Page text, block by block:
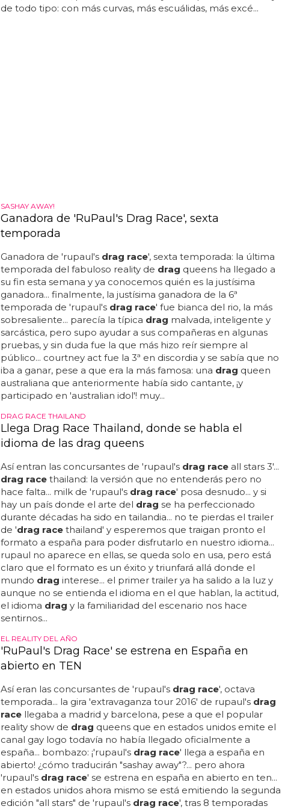
de todo tipo: con más curvas, más escuálidas, más excé...
SASHAY AWAY!
Ganadora de 'RuPaul's Drag Race', sexta
temporada
Ganadora de 'rupaul's drag race', sexta temporada: la última
temporada del fabuloso reality de drag queens ha llegado a
su fin esta semana y ya conocemos quién es la justísima
ganadora... finalmente, la justísima ganadora de la 6ª
temporada de 'rupaul's drag race' fue bianca del rio, la más
sobresaliente... parecía la típica drag malvada, inteligente y
sarcástica, pero supo ayudar a sus compañeras en algunas
pruebas, y sin duda fue la que más hizo reír siempre al
público... courtney act fue la 3ª en discordia y se sabía que no
iba a ganar, pese a que era la más famosa: una drag queen
australiana que anteriormente había sido cantante, ¡y
participado en 'australian idol'! muy...
DRAG RACE THAILAND
Llega Drag Race Thailand, donde se habla el
idioma de las drag queens
Así entran las concursantes de 'rupaul's drag raceall stars 3'...
drag racethailand: la versión que no entenderás pero no
hace falta... milk de 'rupaul's drag race' posa desnudo... y si
hay un país donde el arte del drag se ha perfeccionado
durante décadas ha sido en tailandia... no te pierdas el trailer
de 'drag racethailand' y esperemos que traigan pronto el
formato a españa para poder disfrutarlo en nuestro idioma...
rupaul no aparece en ellas, se queda solo en usa, pero está
claro que el formato es un éxito y triunfará allá donde el
mundo drag interese... el primer trailer ya ha salido a la luz y
aunque no se entienda el idioma en el que hablan, la actitud,
el idioma drag y la familiaridad del escenario nos hace
sentirnos...
EL REALITY DEL AÑO
'RuPaul's Drag Race' se estrena en España en
abierto en TEN
Así eran las concursantes de 'rupaul's drag race', octava
temporada... la gira 'extravaganza tour 2016' de rupaul's drag
racellegaba a madrid y barcelona, pese a que el popular
reality show de drag queens que en estados unidos emite el
canal gay logo todavía no había llegado oficialmente a
españa... bombazo: ¡'rupaul's drag race' llega a españa en
abierto! ¿cómo traducirán "sashay away"?... pero ahora
'rupaul's drag race' se estrena en españa en abierto en ten...
en estados unidos ahora mismo se está emitiendo la segunda
edición "all stars" de 'rupaul's drag race', tras 8 temporadas